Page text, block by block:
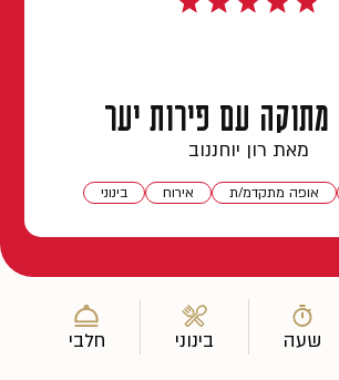
עם פירות יער
מאת רון יוחננוב
אופה מתקדמ/ת אירוח בינוני
שעה בינוני חלבי